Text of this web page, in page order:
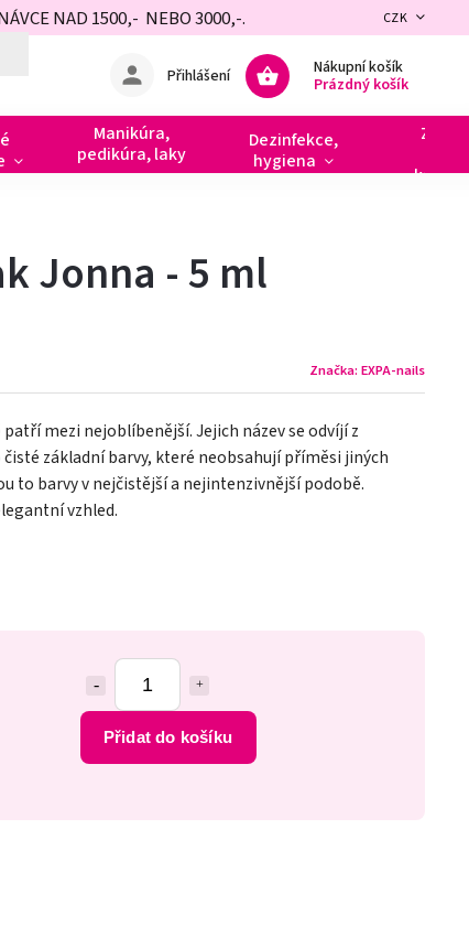
NAD 1500,- NEBO 3000,-. CZK
Nákupní košík
Prázdný košík
Přihlášení
Manikúra,
pedikúra, laky
Dezinfekce,
hygiena
Přidat do košíku
Jonna - 5 ml
Značka: EXPA-nails
patří mezi nejoblíbenější. Jejich název se odvíjí z
čisté základní barvy, které neobsahují příměsi jiných
to barvy v nejčistější a nejintenzivnější podobě.
vzhled.